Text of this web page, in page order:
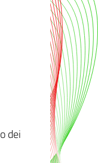
dei